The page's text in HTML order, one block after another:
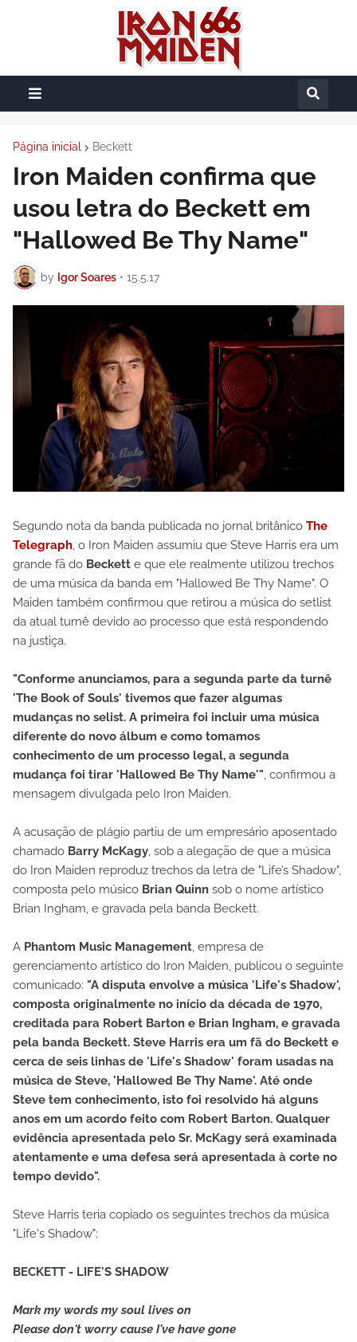
Página inicial Beckett
Iron Maiden confirma que
usou letra do Beckett em
"Hallowed Be Thy Name"
by Igor Soares • 15.5.17
Segundo nota da banda publicada no jornal britânico The
Telegraph, o Iron Maiden assumiu que Steve Harris era um
grande fã do Beckett e que ele realmente utilizou trechos
de uma música da banda em "Hallowed Be Thy Name". O
Maiden também confirmou que retirou a música do setlist
da atual turnê devido ao processo que está respondendo
na justiça.
"Conforme anunciamos, para a segunda parte da turnê
'The Book of Souls' tivemos que fazer algumas
mudanças no selist. A primeira foi incluir uma música
diferente do novo álbum e como tomamos
conhecimento de um processo legal, a segunda
mudança foi tirar 'Hallowed Be Thy Name'", confirmou a
mensagem divulgada pelo Iron Maiden.
A acusação de plágio partiu de um empresário aposentado
chamado Barry McKagy, sob a alegação de que a música
do Iron Maiden reproduz trechos da letra de "Life’s Shadow",
composta pelo músico Brian Quinn sob o nome artístico
Brian Ingham, e gravada pela banda Beckett.
A Phantom Music Management, empresa de
gerenciamento artístico do Iron Maiden, publicou o seguinte
comunicado: "A disputa envolve a música 'Life's Shadow',
composta originalmente no início da década de 1970,
creditada para Robert Barton e Brian Ingham, e gravada
pela banda Beckett. Steve Harris era um fã do Beckett e
cerca de seis linhas de 'Life's Shadow' foram usadas na
música de Steve, 'Hallowed Be Thy Name'. Até onde
Steve tem conhecimento, isto foi resolvido há alguns
anos em um acordo feito com Robert Barton. Qualquer
evidência apresentada pelo Sr. McKagy será examinada
atentamente e uma defesa será apresentada à corte no
tempo devido".
Steve Harris teria copiado os seguintes trechos da música
"Life's Shadow":
BECKETT - LIFE'S SHADOW
Mark my words my soul lives on
Please don't worry cause I've have gone